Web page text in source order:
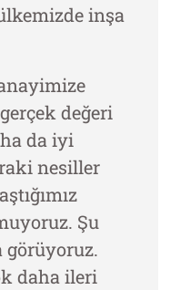
inşa
değeri
da iyi
nesiller
Şu
görüyoruz.
daha ileri